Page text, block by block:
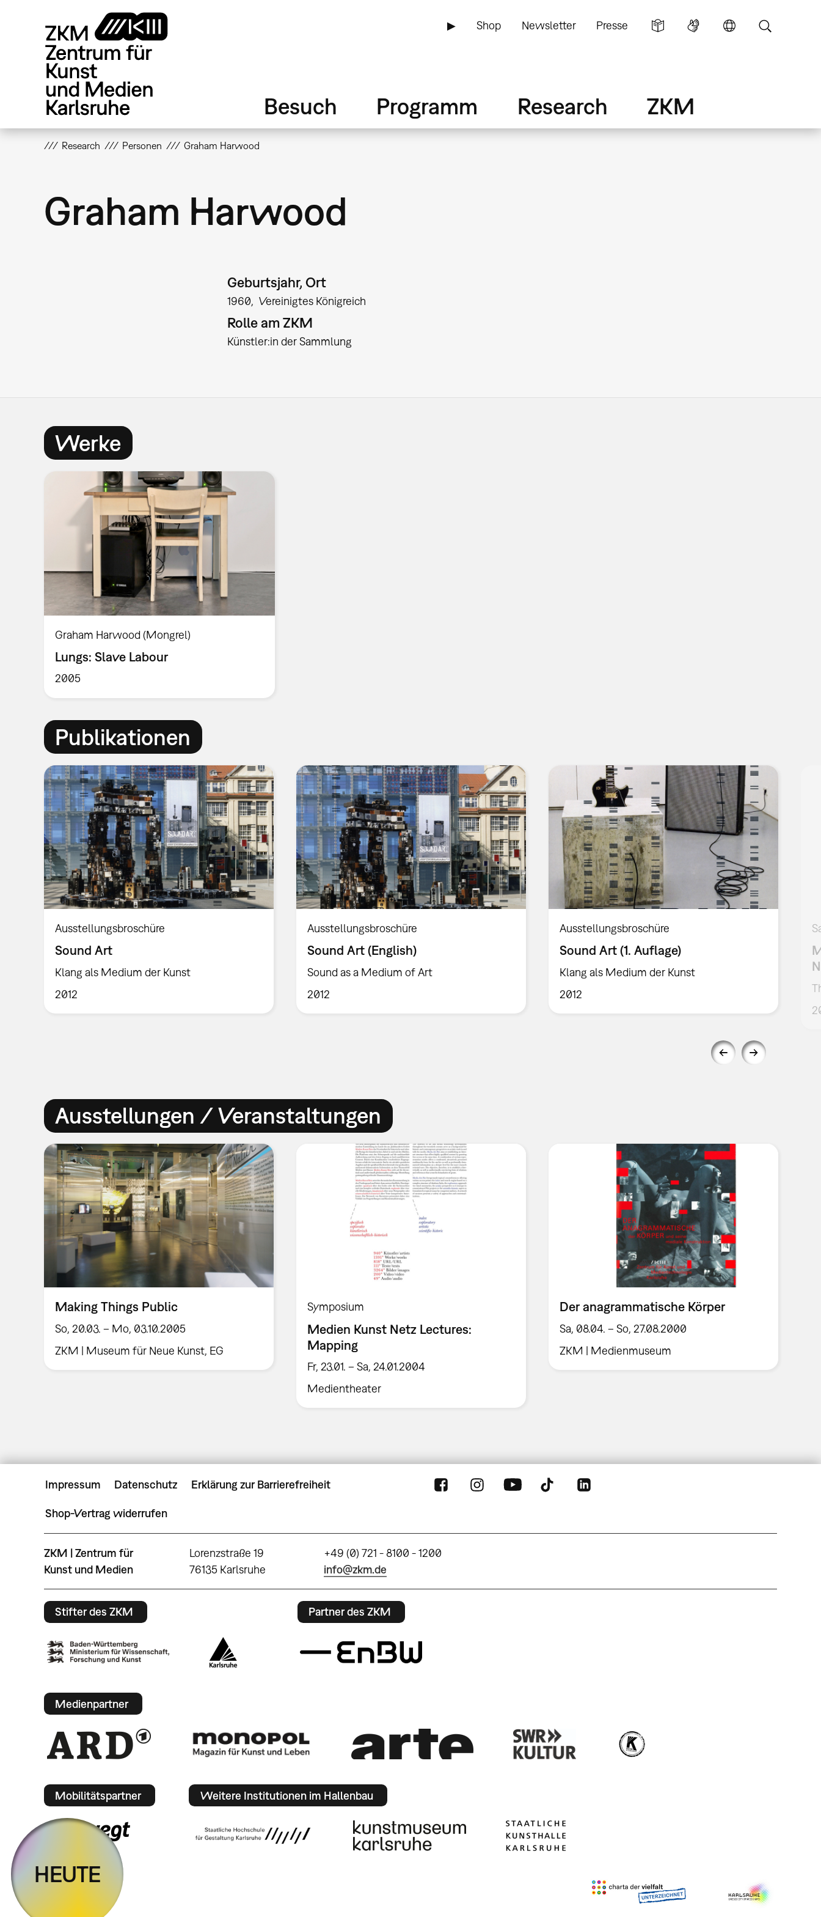
▶ Shop Newsletter Presse
Besuch Programm Research ZKM
Research Personen Graham Harwood
Graham Harwood
Geburtsjahr, Ort
1960 Vereinigtes Königreich
Rolle am ZKM
Künstler:in der Sammlung
Werke
Graham Harwood (Mongrel)
Lungs: Slave Labour
2005
Publikationen
Ausstellungsbroschüre
Sound Art
Klang als Medium der Kunst
2012
Ausstellungsbroschüre
Sound Art (English)
Sound as a Medium of Art
2012
Ausstellungsbroschüre
Sound Art (1. Auflage)
Klang als Medium der Kunst
2012
Ausstellungen / Veranstaltungen
Making Things Public
So, 20.03. – Mo, 03.10.2005
ZKM | Museum für Neue Kunst, EG
Symposium
Medien Kunst Netz Lectures:
Mapping
Fr, 23.01. – Sa, 24.01.2004
Medientheater
Der anagrammatische Körper
Sa, 08.04. – So, 27.08.2000
ZKM | Medienmuseum
Impressum Datenschutz Erklärung zur Barrierefreiheit
Shop-Vertrag widerrufen
ZKM | Zentrum für
Kunst und Medien
Lorenzstraße 19
76135 Karlsruhe
+49 (0) 721 - 8100 - 1200
info@zkm.de
Stifter des ZKM Partner des ZKM
Medienpartner
Mobilitätspartner Weitere Institutionen im Hallenbau
HEUTE